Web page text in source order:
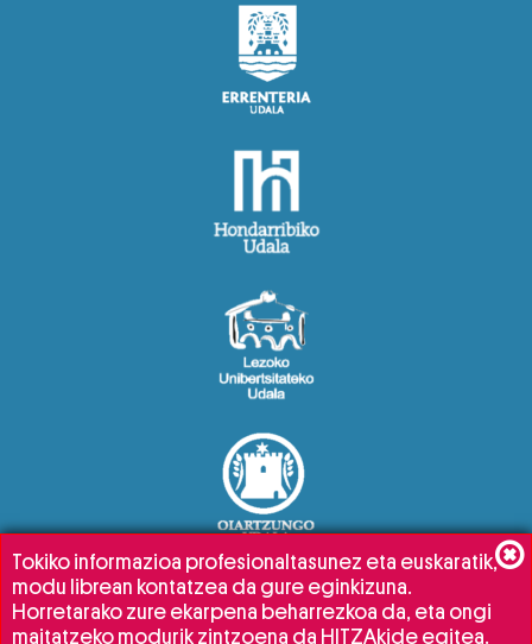
Tokiko informazioa profesionaltasunez eta euskaratik,
modu librean kontatzea da gure eginkizuna.
Horretarako zure ekarpena beharrezkoa da, eta ongi
maitatzeko modurik zintzoena da HITZAkide egitea.